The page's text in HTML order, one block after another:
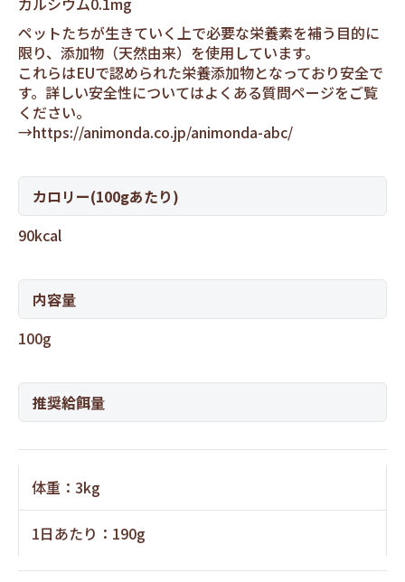
ペットたちが生きていく上で必要な栄養素を補う目的に
限り、添加物（天然由来）を使用しています。
これらはEUで認められた栄養添加物となっており安全で
す。詳しい安全性についてはよくある質問ページをご覧
ください。
→https://animonda.co.jp/animonda-abc/
カロリー(100gあたり)
90kcal
内容量
100g
推奨給餌量
体重：3kg
1日あたり：190g